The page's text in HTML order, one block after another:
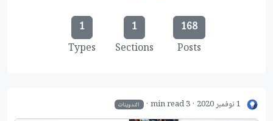
168
Posts
1
Sections
1
Types
1 نوفمبر 2020 3 min read التدوينات